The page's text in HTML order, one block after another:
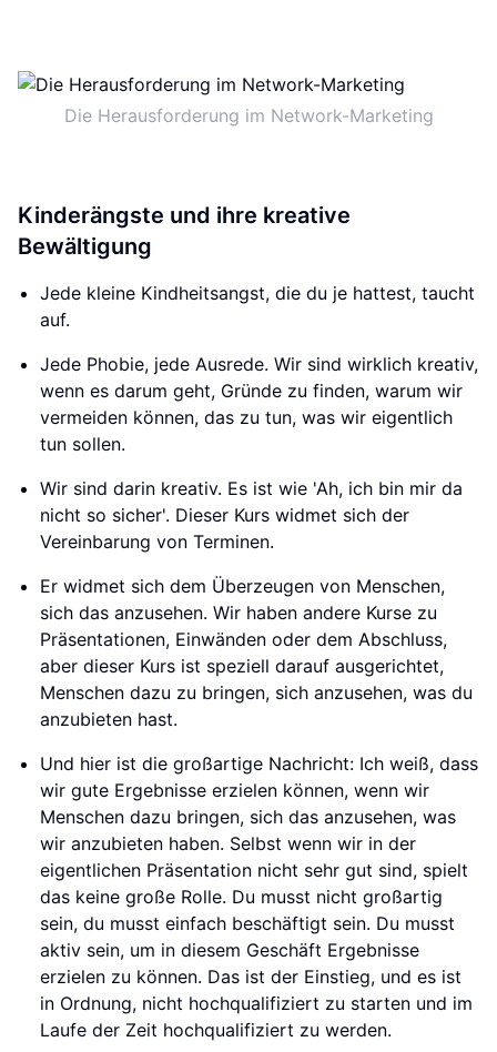
Die Herausforderung im Network-Marketing
Kinderängste und ihre kreative
Bewältigung
Jede kleine Kindheitsangst, die du je hattest, taucht
auf.
Jede Phobie, jede Ausrede. Wir sind wirklich kreativ,
wenn es darum geht, Gründe zu finden, warum wir
vermeiden können, das zu tun, was wir eigentlich
tun sollen.
Wir sind darin kreativ. Es ist wie 'Ah, ich bin mir da
nicht so sicher'. Dieser Kurs widmet sich der
Vereinbarung von Terminen.
Er widmet sich dem Überzeugen von Menschen,
sich das anzusehen. Wir haben andere Kurse zu
Präsentationen, Einwänden oder dem Abschluss,
aber dieser Kurs ist speziell darauf ausgerichtet,
Menschen dazu zu bringen, sich anzusehen, was du
anzubieten hast.
Und hier ist die großartige Nachricht: Ich weiß, dass
wir gute Ergebnisse erzielen können, wenn wir
Menschen dazu bringen, sich das anzusehen, was
wir anzubieten haben. Selbst wenn wir in der
eigentlichen Präsentation nicht sehr gut sind, spielt
das keine große Rolle. Du musst nicht großartig
sein, du musst einfach beschäftigt sein. Du musst
aktiv sein, um in diesem Geschäft Ergebnisse
erzielen zu können. Das ist der Einstieg, und es ist
in Ordnung, nicht hochqualifiziert zu starten und im
Laufe der Zeit hochqualifiziert zu werden.